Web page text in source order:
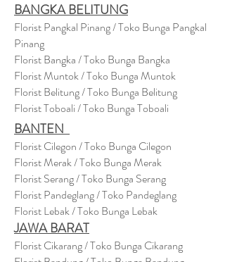
BANGKA BELITUNG
Florist Pangkal Pinang / Toko Bunga Pangkal
Pinang
Florist Bangka / Toko Bunga Bangka
Florist Muntok / Toko Bunga Muntok
Florist Belitung / Toko Bunga Belitung
Florist Toboali / Toko Bunga Toboali
BANTEN
Florist Cilegon / Toko Bunga Cilegon
Florist Merak / Toko Bunga Merak
Florist Serang / Toko Bunga Serang
Florist Pandeglang / Toko Pandeglang
Florist Lebak / Toko Bunga Lebak
JAWA BARAT
Florist Cikarang/ Toko Bunga Cikarang